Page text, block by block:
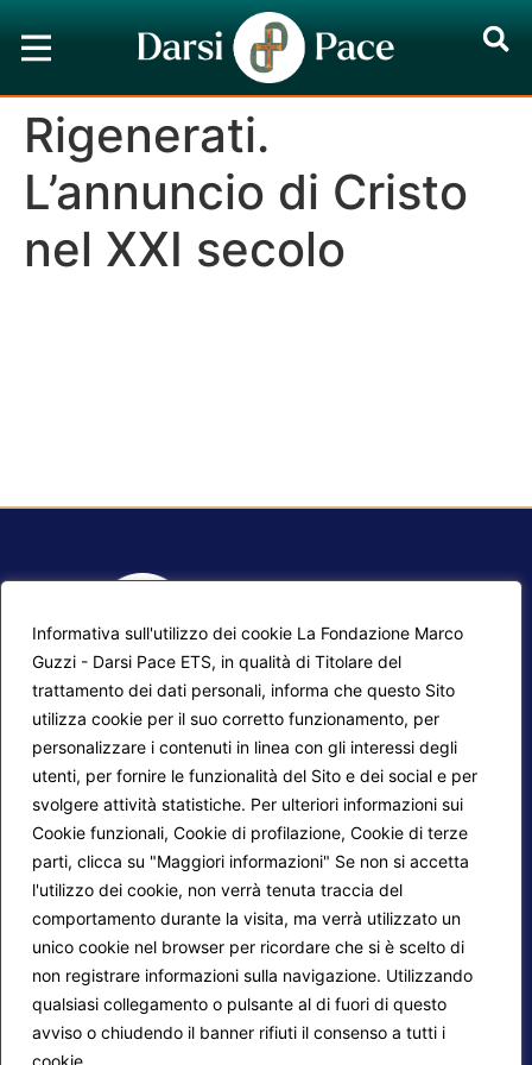
Informativa sull'utilizzo dei cookie La Fondazione Marco
Guzzi - Darsi Pace ETS, in qualità di Titolare del
trattamento dei dati personali, informa che questo Sito
utilizza cookie per il suo corretto funzionamento, per
personalizzare i contenuti in linea con gli interessi degli
utenti, per fornire le funzionalità del Sito e dei social e per
svolgere attività statistiche. Per ulteriori informazioni sui
Cookie funzionali, Cookie di profilazione, Cookie di terze
parti, clicca su "Maggiori informazioni" Se non si accetta
l'utilizzo dei cookie, non verrà tenuta traccia del
comportamento durante la visita, ma verrà utilizzato un
unico cookie nel browser per ricordare che si è scelto di
non registrare informazioni sulla navigazione. Utilizzando
qualsiasi collegamento o pulsante al di fuori di questo
avviso o chiudendo il banner rifiuti il consenso a tutti i
cookie.
Rigenerati.
L’annuncio di Cristo
nel XXI secolo
Mappa del sito
Progetti Darsi Pace
Login redattori
Calendario corsi
Privacy Policy
Cookie Policy
Seguici su: